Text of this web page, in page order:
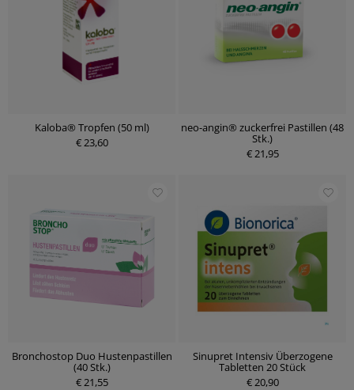
Kaloba® Tropfen (50 ml)
€ 23,60
neo-angin® zuckerfrei Pastillen (48
Stk.)
€ 21,95
Bronchostop Duo Hustenpastillen
(40 Stk.)
€ 21,55
Sinupret Intensiv Überzogene
Tabletten 20 Stück
€ 20,90